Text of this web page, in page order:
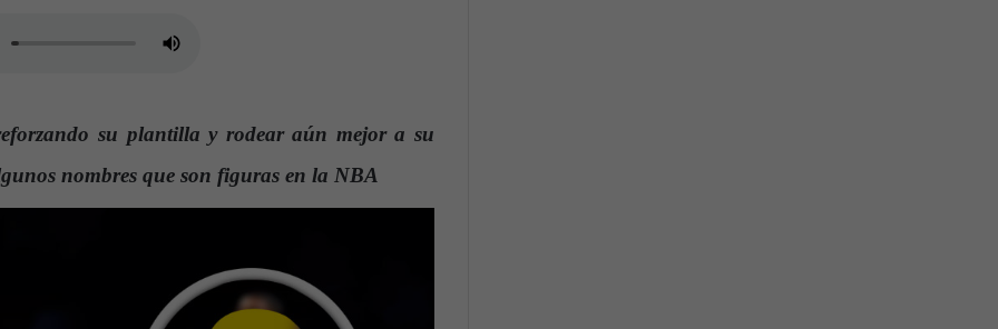
su plantilla y rodear aún mejor a su
nombres que son figuras en la NBA